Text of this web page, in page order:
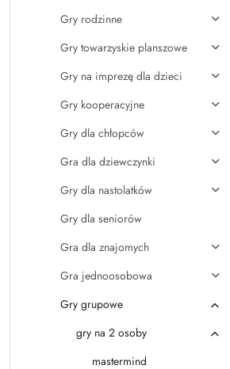
Gry rodzinne
Gry towarzyskie planszowe
Gry na imprezę dla dzieci
Gry kooperacyjne
Gry dla chłopców
Gra dla dziewczynki
Gry dla nastolatków
Gry dla seniorów
Gra dla znajomych
Gra jednoosobowa
Gry grupowe
gry na 2 osoby
mastermind